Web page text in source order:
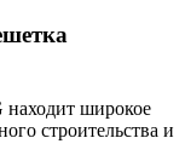
находит широкое
строительства и